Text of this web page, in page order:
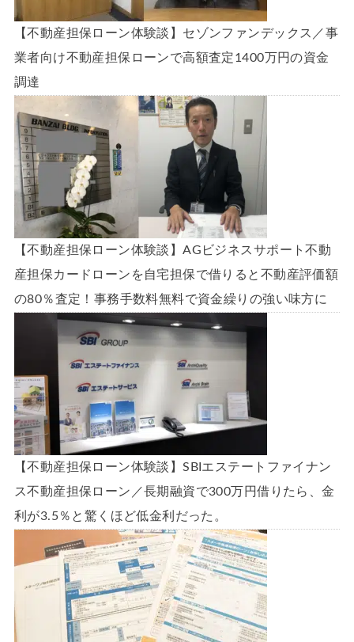
【不動産担保ローン体験談】セゾンファンデックス／事
業者向け不動産担保ローンで高額査定1400万円の資金
調達
【不動産担保ローン体験談】AGビジネスサポート不動
産担保カードローンを自宅担保で借りると不動産評価額
の80％査定！事務手数料無料で資金繰りの強い味方に
【不動産担保ローン体験談】SBIエステートファイナン
ス不動産担保ローン／長期融資で300万円借りたら、金
利が3.5％と驚くほど低金利だった。